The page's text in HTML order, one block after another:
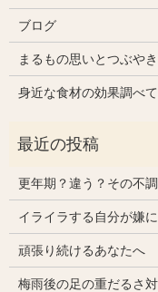
ブログ
まるもの思いとつぶやき
身近な食材の効果調べ
更年期？違う？その不
イライラする自分が嫌
頑張り続けるあなたへ
梅雨後の足の重だるさ